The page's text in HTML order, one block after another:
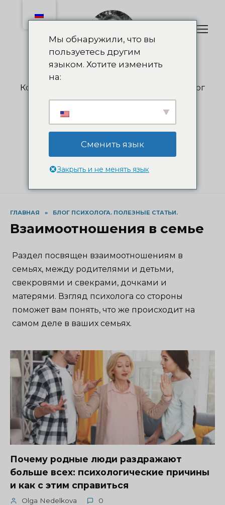
Коуч, психолог, психотерапевт, суицидолог
info@nedelkova.pro
Записаться на консультацию
ГЛАВНАЯ » БЛОГ ПСИХОЛОГА. ПОЛЕЗНЫЕ СТАТЬИ.
Взаимоотношения в семье
Раздел посвящен взаимоотношениям в
семьях, между родителями и детьми,
свекровями и свекрами, дочками и
матерями. Взгляд психолога со стороны
поможет вам понять, что же происходит на
самом деле в ваших семьях.
Почему родные люди раздражают
больше всех: психологические причины
и как с этим справиться
Olga Nedelkova 0
Мы обнаружили, что вы
пользуетесь другим
языком. Хотите изменить
на:
Сменить язык
Закрыть и не менять язык